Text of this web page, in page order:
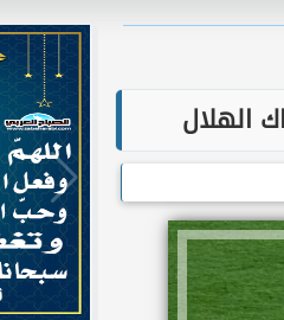
الهلال